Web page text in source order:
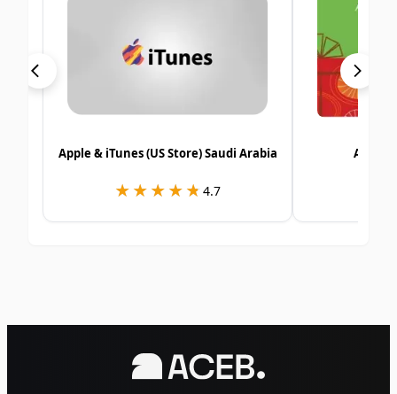
Apple & iTunes (US Store) Saudi Arabia
★★★★★
★★★★★ 4.7